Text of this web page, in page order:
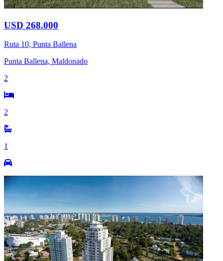
USD 268.000
Ruta 10, Punta Ballena
Punta Ballena, Maldonado
2
2
1